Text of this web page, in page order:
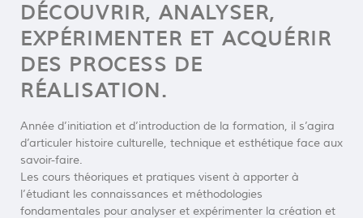
DÉCOUVRIR, ANALYSER,
EXPÉRIMENTER ET ACQUÉRIR
DES PROCESS DE
RÉALISATION.
Année d’initiation et d’introduction de la formation, il s’agira
d’articuler histoire culturelle, technique et esthétique face aux
savoir-faire.
Les cours théoriques et pratiques visent à apporter à
l’étudiant les connaissances et méthodologies
fondamentales pour analyser et expérimenter la création et